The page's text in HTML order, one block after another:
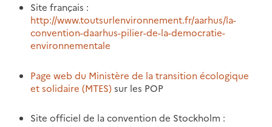
Site français :
http://www.toutsurlenvironnement.fr/aarhus/la-
convention-daarhus-pilier-de-la-democratie-
environnementale
Page web du Ministère de la transition écologique
et solidaire (MTES)sur les POP
Site officiel de la convention de Stockholm :